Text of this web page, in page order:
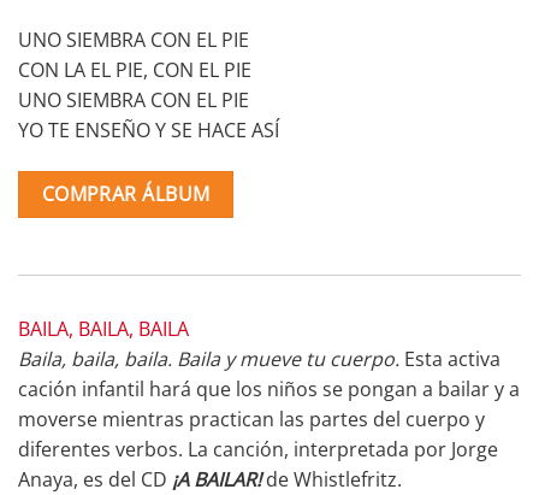
UNO SIEMBRA CON EL PIE
CON LA EL PIE, CON EL PIE
UNO SIEMBRA CON EL PIE
YO TE ENSEÑO Y SE HACE ASÍ
COMPRAR ÁLBUM
BAILA, BAILA, BAILA
Baila, baila, baila. Baila y mueve tu cuerpo. Esta activa
cación infantil hará que los niños se pongan a bailar y a
moverse mientras practican las partes del cuerpo y
diferentes verbos. La canción, interpretada por Jorge
Anaya, es del CD ¡A BAILAR!de Whistlefritz.